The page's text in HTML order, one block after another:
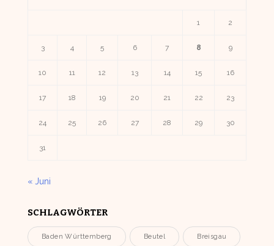
1 2
3 4 5 6 7 8 9
10 11 12 13 14 15 16
17 18 19 20 21 22 23
24 25 26 27 28 29 30
31
« Juni
SCHLAGWÖRTER
Baden Württemberg Beutel Breisgau